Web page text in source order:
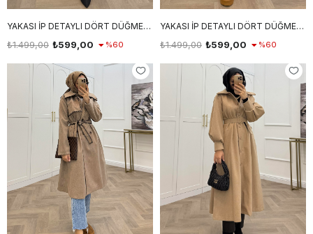
YAKASI İP DETAYLI DÖRT DÜĞMELİ KABAN MİNT
₺599,00
₺1.499,00 %60
YAKASI İP DETAYLI DÖRT DÜĞMELİ KABAN LACİVERT
₺599,00
₺1.499,00 %60